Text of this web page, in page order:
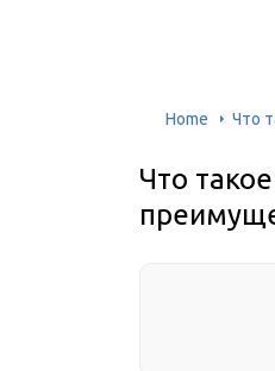
Home Что
Что